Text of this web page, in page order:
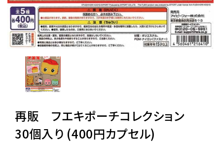
06-6282-7659
再販 フエキポーチコレクション
30個入り (400円カプセル)